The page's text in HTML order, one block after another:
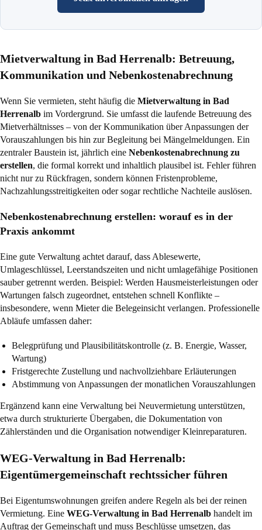
Mietverwaltung in Bad Herrenalb: Betreuung,
Kommunikation und Nebenkostenabrechnung
Wenn Sie vermieten, steht häufig die Mietverwaltung in Bad
Herrenalb im Vordergrund. Sie umfasst die laufende Betreuung des
Mietverhältnisses – von der Kommunikation über Anpassungen der
Vorauszahlungen bis hin zur Begleitung bei Mängelmeldungen. Ein
zentraler Baustein ist, jährlich eine Nebenkostenabrechnung zu
erstellen, die formal korrekt und inhaltlich plausibel ist. Fehler führen
nicht nur zu Rückfragen, sondern können Fristenprobleme,
Nachzahlungsstreitigkeiten oder sogar rechtliche Nachteile auslösen.
Nebenkostenabrechnung erstellen: worauf es in der
Praxis ankommt
Eine gute Verwaltung achtet darauf, dass Ablesewerte,
Umlageschlüssel, Leerstandszeiten und nicht umlagefähige Positionen
sauber getrennt werden. Beispiel: Werden Hausmeisterleistungen oder
Wartungen falsch zugeordnet, entstehen schnell Konflikte –
insbesondere, wenn Mieter die Belegeinsicht verlangen. Professionelle
Abläufe umfassen daher:
Belegprüfung und Plausibilitätskontrolle (z. B. Energie, Wasser,
Wartung)
Fristgerechte Zustellung und nachvollziehbare Erläuterungen
Abstimmung von Anpassungen der monatlichen Vorauszahlungen
Ergänzend kann eine Verwaltung bei Neuvermietung unterstützen,
etwa durch strukturierte Übergaben, die Dokumentation von
Zählerständen und die Organisation notwendiger Kleinreparaturen.
WEG-Verwaltung in Bad Herrenalb:
Eigentümergemeinschaft rechtssicher führen
Bei Eigentumswohnungen greifen andere Regeln als bei der reinen
Vermietung. Eine WEG-Verwaltung in Bad Herrenalb handelt im
Auftrag der Gemeinschaft und muss Beschlüsse umsetzen, das